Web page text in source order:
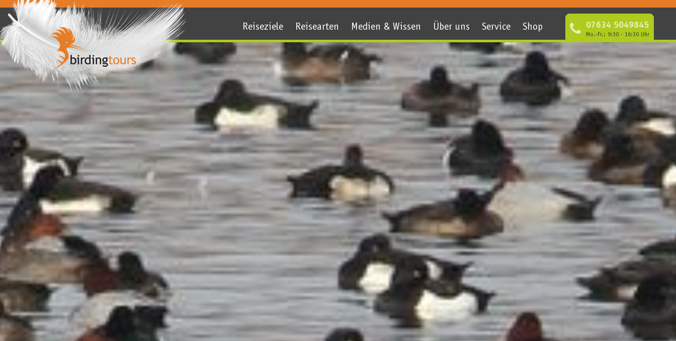
Reiseziele Reisearten Medien & Wissen Über uns Service Shop 07634 5049845
Mo.-Fr.: 9:30 - 16:30 Uhr